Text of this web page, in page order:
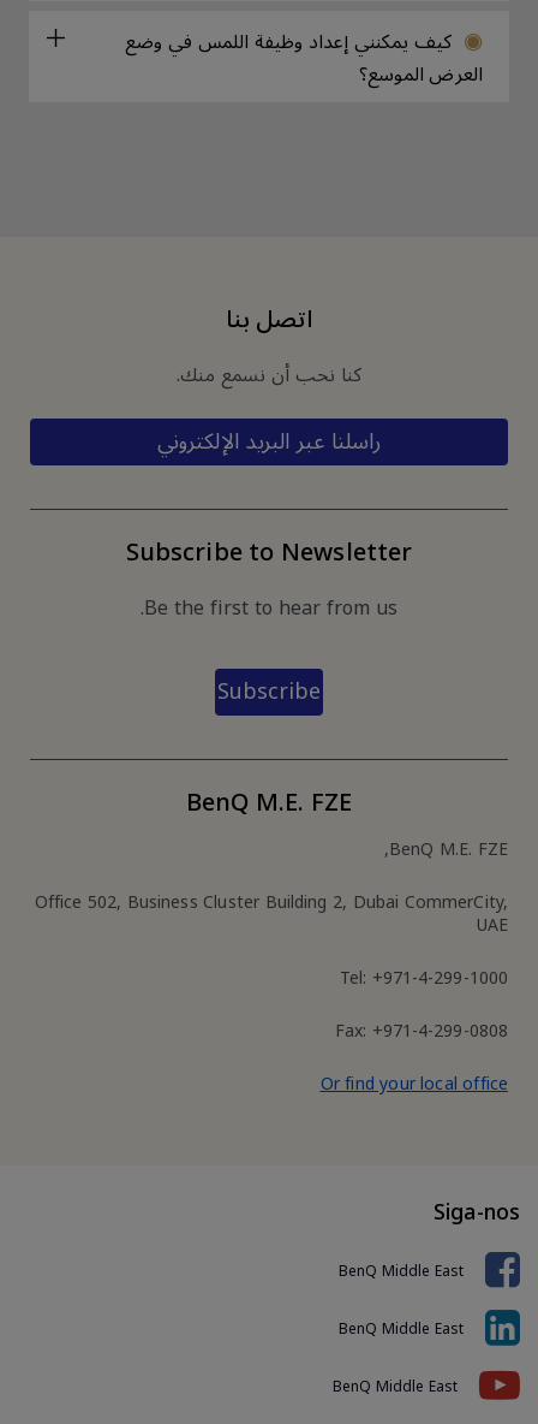
كيف يمكنني إعداد وظيفة اللمس في وضع
العرض الموسع؟
اتصل بنا
كنا نحب أن نسمع منك.
راسلنا عبر البريد الإلكتروني
Subscribe to Newsletter
Be the first to hear from us.
Subscribe
BenQ M.E. FZE
BenQ M.E. FZE,
Office 502, Business Cluster Building 2, Dubai CommerCity,
UAE
Tel: +971-4-299-1000
Fax: +971-4-299-0808
Or find your local office
Siga-nos
BenQ Middle East
BenQ Middle East
BenQ Middle East